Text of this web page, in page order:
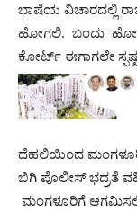
ಭಾಷೆಯ ವಿಚಾರದಲ್ಲಿ
ಹೋಗಲಿ. ಬಂದು ಹೋದ
ಕೋರ್ಟ್ ಈಗಾಗಲೇ
ದೆಹಲಿಯಿಂದ
ಬಿಗಿ ಪೊಲೀಸ್ ಭದ್ರತೆ
ಮಂಗಳೂರಿಗೆ